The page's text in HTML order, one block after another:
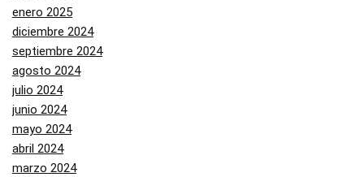
enero 2025
diciembre 2024
septiembre 2024
agosto 2024
julio 2024
junio 2024
mayo 2024
abril 2024
marzo 2024